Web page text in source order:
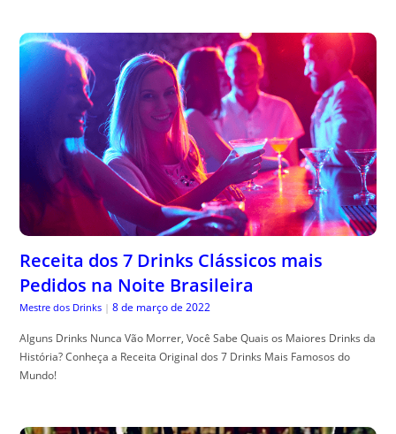
Receita dos 7 Drinks Clássicos mais
Pedidos na Noite Brasileira
Mestre dos Drinks | 8 de março de 2022
Alguns Drinks Nunca Vão Morrer, Você Sabe Quais os Maiores Drinks da
História? Conheça a Receita Original dos 7 Drinks Mais Famosos do
Mundo!